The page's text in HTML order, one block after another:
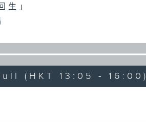
回生」
(HKT 13:05 - 16:00)